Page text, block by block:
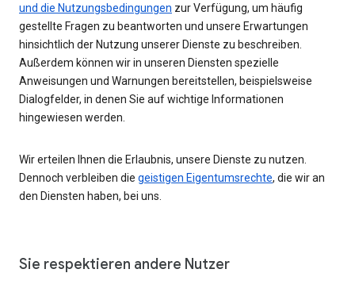
und die Nutzungsbedingungen zur Verfügung, um häufig
gestellte Fragen zu beantworten und unsere Erwartungen
hinsichtlich der Nutzung unserer Dienste zu beschreiben.
Außerdem können wir in unseren Diensten spezielle
Anweisungen und Warnungen bereitstellen, beispielsweise
Dialogfelder, in denen Sie auf wichtige Informationen
hingewiesen werden.
Wir erteilen Ihnen die Erlaubnis, unsere Dienste zu nutzen.
Dennoch verbleiben die geistigen Eigentumsrechte, die wir an
den Diensten haben, bei uns.
Sie respektieren andere Nutzer